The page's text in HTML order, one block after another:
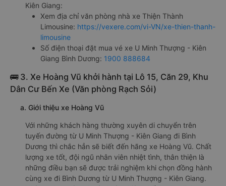
Kiên Giang:
Xem địa chỉ văn phòng nhà xe Thiện Thành
Limousine: https://vexere.com/vi-VN/xe-thien-thanh-
limousine
Số điện thoại đặt mua vé xe U Minh Thượng - Kiên
Giang Bình Dương: 1900 888684
🚌 3. Xe Hoàng Vũ khởi hành tại Lô 15, Căn 29, Khu
Dân Cư Bến Xe (Văn phòng Rạch Sỏi)
a. Giới thiệu xe Hoàng Vũ
Với những khách hàng thường xuyên di chuyển trên
tuyến đường từ U Minh Thượng - Kiên Giang đi Bình
Dương thì chắc hẳn sẽ biết đến hãng xe Hoàng Vũ. Chất
lượng xe tốt, đội ngũ nhân viên nhiệt tình, thân thiện là
những điều bạn sẽ được trải nghiệm khi chọn đồng hành
cùng xe đi Bình Dương từ U Minh Thượng - Kiên Giang.